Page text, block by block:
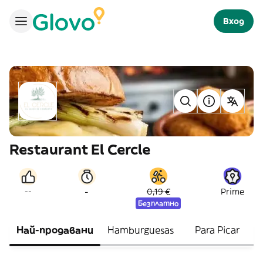
Вход
Restaurant El Cercle
-- - 0,19 €
Безплатно
Prime
Най-продавани Hamburguesas Para Picar